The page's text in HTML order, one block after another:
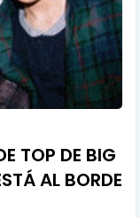
TOP DE BIG
AL BORDE